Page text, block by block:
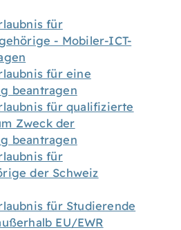
für
- Mobiler-ICT-
für eine
beantragen
für qualifizierte
Zweck der
beantragen
für
der Schweiz
für Studierende
EU/EWR